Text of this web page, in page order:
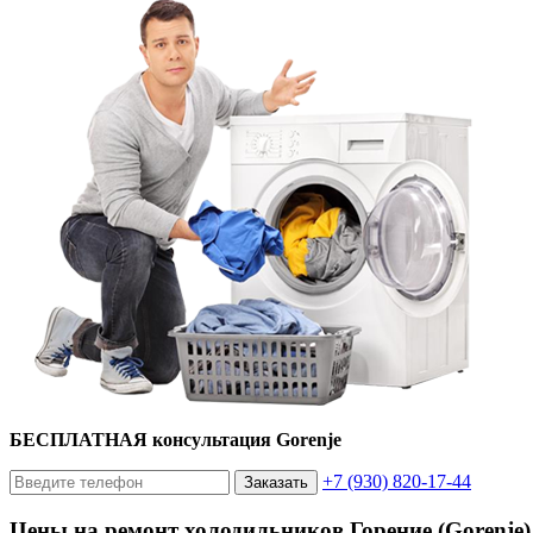
БЕСПЛАТНАЯ консультация Gorenje
Заказать +7 (930) 820-17-44